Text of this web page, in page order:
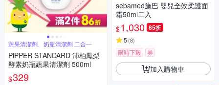
蔬果清潔劑、奶瓶清潔劑 二合一
PiPPER STANDARD 沛柏鳳梨
酵素奶瓶蔬果清潔劑 500ml
$329
sebamed施巴 嬰兒全效柔護面
霜50ml二入
$1,030 85折
5 (8)
限時下殺 券
加入購物車